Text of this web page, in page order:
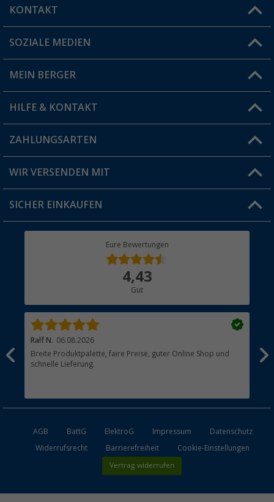
KONTAKT
Du hast eine Frage?
Filiale finden
SOZIALE MEDIEN
MEIN BERGER
Vorteilskarte
Blog
Jobs & Karriere
HILFE & KONTAKT
FAQ & Kontakt
Versandinformationen
Rücksendung
ZAHLUNGSARTEN
WIR VERSENDEN MIT
SICHER EINKAUFEN
Eure Bewertungen
4,43
Gut
Ralf N. 06.08.2026
Breite Produktpalette, faire Preise, guter Online Shop und
schnelle Lieferung.
?
AGB BattG ElektroG Impressum
Datenschutz
Widerrufsrecht
Barrierefreiheit Cookie-Einstellungen
Vertrag widerrufen